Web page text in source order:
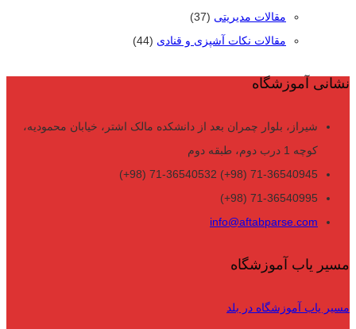
مقالات مدیریتی (37)
مقالات نکات آشپزی و قنادی (44)
نشانی آموزشگاه
شیراز، بلوار چمران بعد از دانشکده مالک اشتر، خیابان محمودیه،
کوچه 1 درب دوم، طبقه دوم
71-36540945 (98+) 71-36540532 (98+)
71-36540995 (98+)
info@aftabparse.com
مسیر یاب آموزشگاه
مسیر یاب آموزشگاه در بلد